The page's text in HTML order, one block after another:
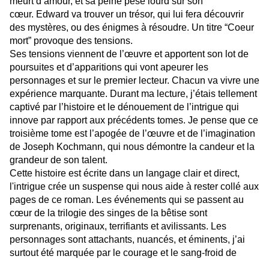
cœur. Edward va trouver un trésor, qui lui fera découvrir
des mystères, ou des énigmes à résoudre. Un titre “Coeur
mort” provoque des tensions.
Ses tensions viennent de l’œuvre et apportent son lot de
poursuites et d’apparitions qui vont apeurer les
personnages et sur le premier lecteur. Chacun va vivre une
expérience marquante. Durant ma lecture, j’étais tellement
captivé par l’histoire et le dénouement de l’intrigue qui
innove par rapport aux précédents tomes. Je pense que ce
troisième tome est l’apogée de l’œuvre et de l’imagination
de Joseph Kochmann, qui nous démontre la candeur et la
grandeur de son talent.
Cette histoire est écrite dans un langage clair et direct,
l'intrigue crée un suspense qui nous aide à rester collé aux
pages de ce roman. Les événements qui se passent au
cœur de la trilogie des singes de la bêtise sont
surprenants, originaux, terrifiants et avilissants. Les
personnages sont attachants, nuancés, et éminents, j’ai
surtout été marquée par le courage et le sang-froid de